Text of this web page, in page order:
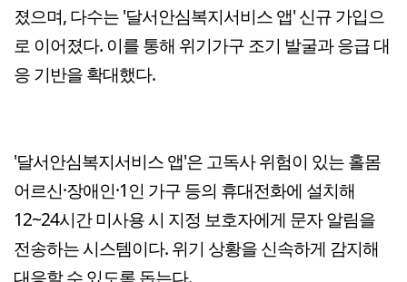
졌으며, 다수는 '달서안심복지서비스 앱' 신규 가입으
로 이어졌다. 이를 통해 위기가구 조기 발굴과 응급 대
응 기반을 확대했다.
'달서안심복지서비스 앱'은 고독사 위험이 있는 홀몸
어르신·장애인·1인 가구 등의 휴대전화에 설치해
12~24시간 미사용 시 지정 보호자에게 문자 알림을
전송하는 시스템이다. 위기 상황을 신속하게 감지해
대응할 수 있도록 돕는다.